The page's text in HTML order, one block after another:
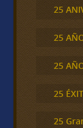
25
25
25
25
25